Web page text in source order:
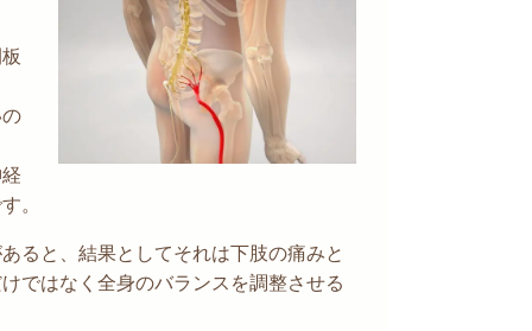
。
ると、結果としてそれは下肢の痛みと
ではなく全身のバランスを調整させる